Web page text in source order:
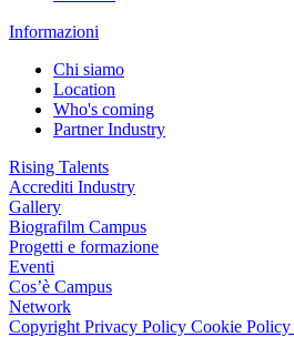
Informazioni
Chi siamo
Location
Who's coming
Partner Industry
Rising Talents
Accrediti Industry
Gallery
Biografilm Campus
Progetti e formazione
Eventi
Cos’è Campus
Network
Copyright Privacy Policy Cookie Policy